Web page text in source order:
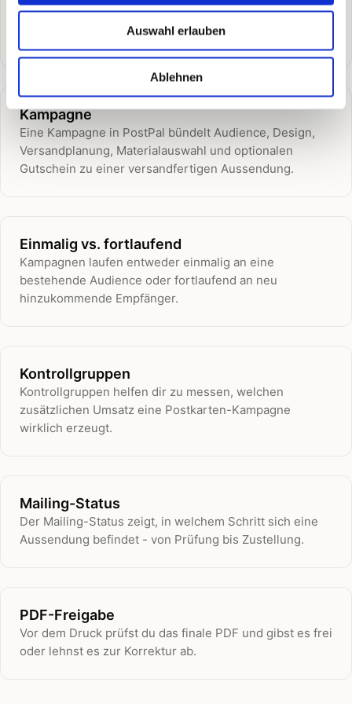
Auswahl erlauben
Ablehnen
Kampagnen neue Aussendungen erzeugen.
Kampagne
Eine Kampagne in PostPal bündelt Audience, Design,
Versandplanung, Materialauswahl und optionalen
Gutschein zu einer versandfertigen Aussendung.
Einmalig vs. fortlaufend
Kampagnen laufen entweder einmalig an eine
bestehende Audience oder fortlaufend an neu
hinzukommende Empfänger.
Kontrollgruppen
Kontrollgruppen helfen dir zu messen, welchen
zusätzlichen Umsatz eine Postkarten-Kampagne
wirklich erzeugt.
Mailing-Status
Der Mailing-Status zeigt, in welchem Schritt sich eine
Aussendung befindet - von Prüfung bis Zustellung.
PDF-Freigabe
Vor dem Druck prüfst du das finale PDF und gibst es frei
oder lehnst es zur Korrektur ab.